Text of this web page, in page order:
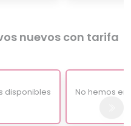
nuevos con tarifa
disponibles No hemos